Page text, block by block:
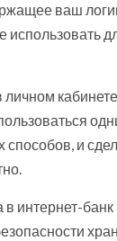
ваш
использовать
личном
и
интернет-банк